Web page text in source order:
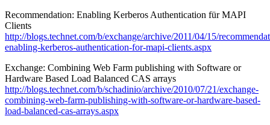
Recommendation: Enabling Kerberos Authentication für MAPI
Clients
http://blogs.technet.com/b/exchange/archive/2011/04/15/
enabling-kerberos-authentication-for-mapi-clients.aspx
Exchange: Combining Web Farm publishing with Software or
Hardware Based Load Balanced CAS arrays
http://blogs.technet.com/b/schadinio/archive/2010/07/21/exchange-
combining-web-farm-publishing-with-software-or-hardware-based-
load-balanced-cas-arrays.aspx